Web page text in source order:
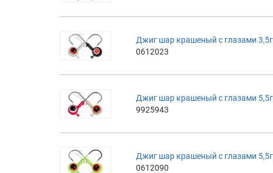
Джиг шар крашеный с глазами
0612023
Джиг шар крашеный с глазами
9925943
Джиг шар крашеный с глазами
0612090